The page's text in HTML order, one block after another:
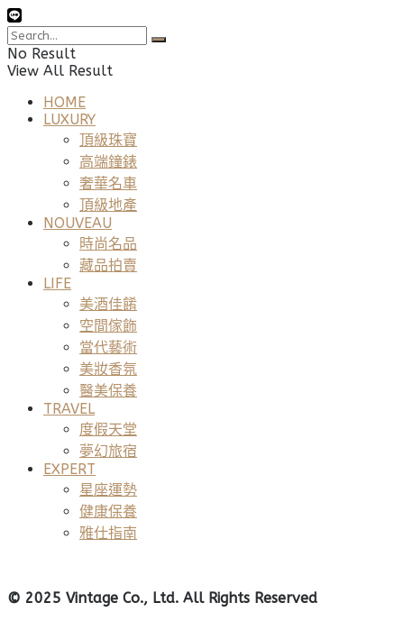
No Result
View All Result
HOME
LUXURY
頂級珠寶
高端鐘錶
奢華名車
頂級地產
NOUVEAU
時尚名品
藏品拍賣
LIFE
美酒佳餚
空間傢飾
當代藝術
美妝香氛
醫美保養
TRAVEL
度假天堂
夢幻旅宿
EXPERT
星座運勢
健康保養
雅仕指南
© 2025 Vintage Co., Ltd. All Rights Reserved